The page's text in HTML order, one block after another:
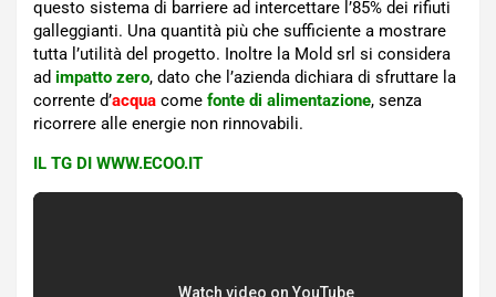
questo sistema di barriere ad intercettare l’85% dei rifiuti
galleggianti. Una quantità più che sufficiente a mostrare
tutta l’utilità del progetto. Inoltre la Mold srl si considera
ad impatto zero, dato che l’azienda dichiara di sfruttare la
corrente d’acqua come fonte di alimentazione, senza
ricorrere alle energie non rinnovabili.
IL TG DI WWW.ECOO.IT